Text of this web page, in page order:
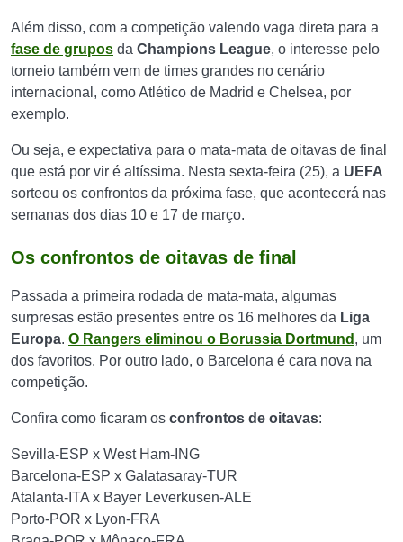
Além disso, com a competição valendo vaga direta para a
fase de grupos da Champions League, o interesse pelo
torneio também vem de times grandes no cenário
internacional, como Atlético de Madrid e Chelsea, por
exemplo.
Ou seja, e expectativa para o mata-mata de oitavas de final
que está por vir é altíssima. Nesta sexta-feira (25), a UEFA
sorteou os confrontos da próxima fase, que acontecerá nas
semanas dos dias 10 e 17 de março.
Os confrontos de oitavas de final
Passada a primeira rodada de mata-mata, algumas
surpresas estão presentes entre os 16 melhores da Liga
Europa. O Rangers eliminou o Borussia Dortmund , um
dos favoritos. Por outro lado, o Barcelona é cara nova na
competição.
Confira como ficaram os confrontos de oitavas:
Sevilla-ESP x West Ham-ING
Barcelona-ESP x Galatasaray-TUR
Atalanta-ITA x Bayer Leverkusen-ALE
Porto-POR x Lyon-FRA